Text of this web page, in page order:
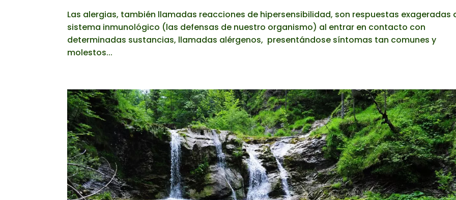
Las alergias, también llamadas reacciones de hipersensibilidad, son respuestas exageradas
sistema inmunológico (las defensas de nuestro organismo) al entrar en contacto con
determinadas sustancias, llamadas alérgenos, presentándose síntomas tan comunes y
molestos...